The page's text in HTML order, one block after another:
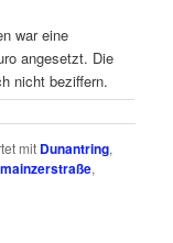
war eine
angesetzt. Die
nicht beziffern.
mit Dunantring,
,